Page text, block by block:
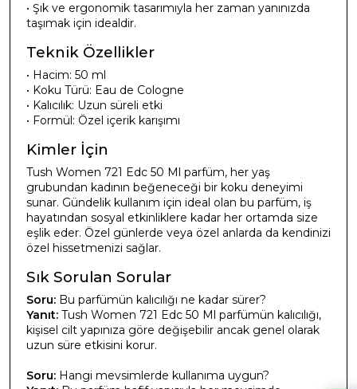
• Şık ve ergonomik tasarımıyla her zaman yanınızda
taşımak için idealdir.
Teknik Özellikler
• Hacim: 50 ml
• Koku Türü: Eau de Cologne
• Kalıcılık: Uzun süreli etki
• Formül: Özel içerik karışımı
Kimler İçin
Tush Women 721 Edc 50 Ml parfüm, her yaş
grubundan kadının beğeneceği bir koku deneyimi
sunar. Gündelik kullanım için ideal olan bu parfüm, iş
hayatından sosyal etkinliklere kadar her ortamda size
eşlik eder. Özel günlerde veya özel anlarda da kendinizi
özel hissetmenizi sağlar.
Sık Sorulan Sorular
Soru: Bu parfümün kalıcılığı ne kadar sürer?
Yanıt: Tush Women 721 Edc 50 Ml parfümün kalıcılığı,
kişisel cilt yapınıza göre değişebilir ancak genel olarak
uzun süre etkisini korur.
Soru: Hangi mevsimlerde kullanıma uygun?